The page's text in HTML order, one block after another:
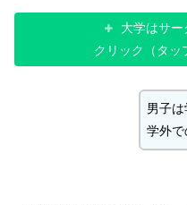
大学はサ
クリック（タッ
男子
学外